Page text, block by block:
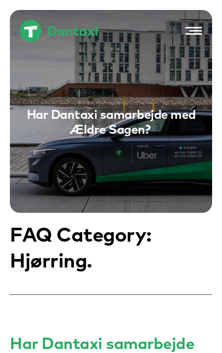
Hop
indholdet
Har Dantaxi samarbejde med
Ældre Sagen?
FAQ Category:
Hjørring
Har Dantaxi samarbejde